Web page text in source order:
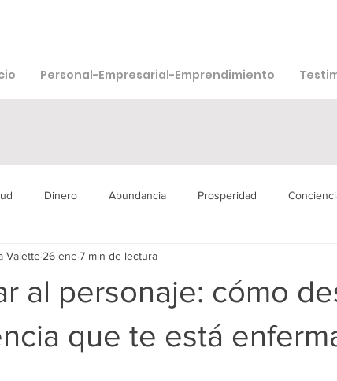
Personal-Empresarial-Emprendimiento
Dinero Abundancia Prosperidad
Decisión Bienestar
al personaje: cómo
que te está
Valette 26 ene7 min de lectura